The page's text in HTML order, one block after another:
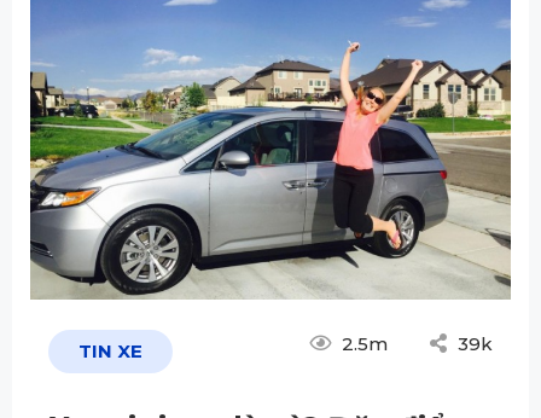
TIN XE 2.5m 39k